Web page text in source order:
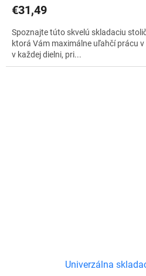
€31,49
Spoznajte túto skvelú skladaciu
ktorá Vám maximálne uľahčí prácu
v každej dielni, pri...
Univerzálna